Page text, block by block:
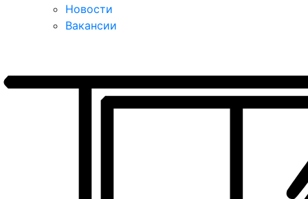
Новости
Вакансии